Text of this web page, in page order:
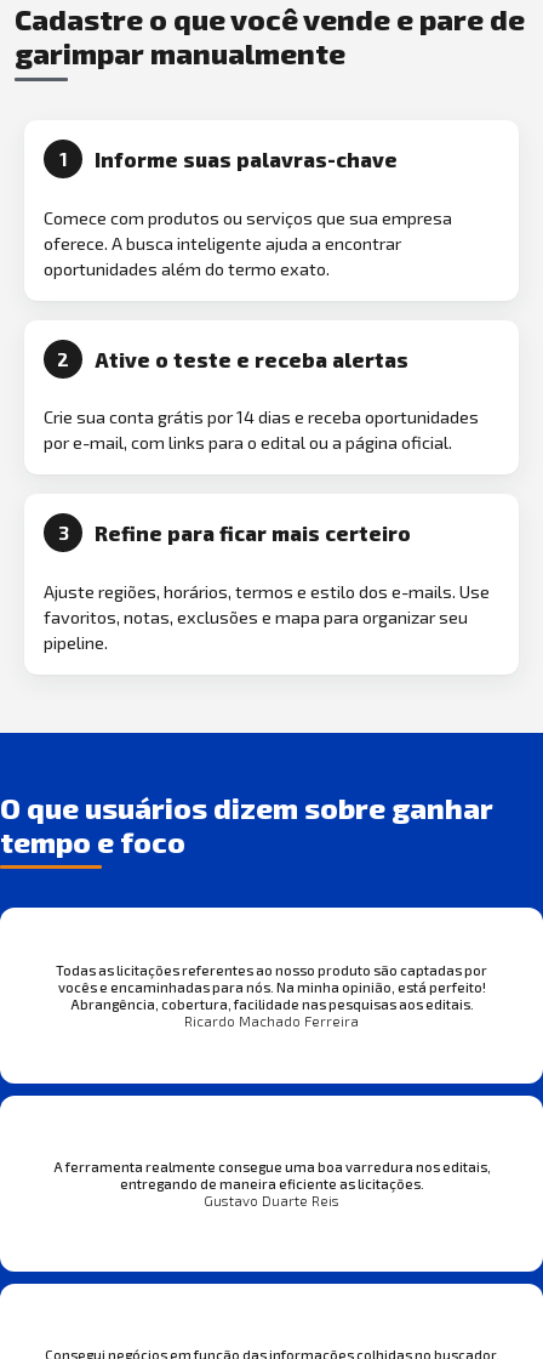
Cadastre o que você vende e pare de
garimpar manualmente
1 Informe suas palavras-chave
Comece com produtos ou serviços que sua empresa
oferece. A busca inteligente ajuda a encontrar
oportunidades além do termo exato.
2 Ative o teste e receba alertas
Crie sua conta grátis por 14 dias e receba oportunidades
por e-mail, com links para o edital ou a página oficial.
3 Refine para ficar mais certeiro
Ajuste regiões, horários, termos e estilo dos e-mails. Use
favoritos, notas, exclusões e mapa para organizar seu
pipeline.
O que usuários dizem sobre ganhar
tempo e foco
Todas as licitações referentes ao nosso produto são captadas por
vocês e encaminhadas para nós. Na minha opinião, está perfeito!
Abrangência, cobertura, facilidade nas pesquisas aos editais.
Ricardo Machado Ferreira
A ferramenta realmente consegue uma boa varredura nos editais,
entregando de maneira eficiente as licitações.
Gustavo Duarte Reis
Consegui negócios em função das informações colhidas no buscador.